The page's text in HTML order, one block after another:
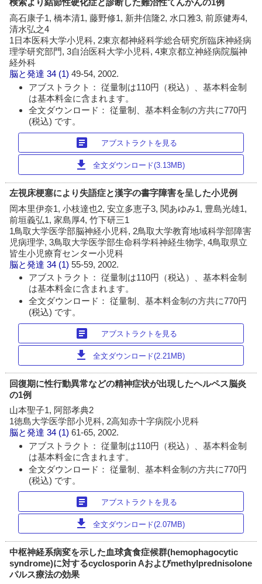
検索より結節性硬化症と診断した難治性てんかんの1例
高石康子1, 橋本清1, 藤野修1, 新井信隆2, 水口雅3, 前原健寿4,
清水弘之4
1日本医科大学小児科, 2東京都神経科学総合研究所臨床神経病
理学研究部門, 3自治医科大学小児科, 4東京都立神経病院脳神
経外科
脳と発達 34 (1)49-54, 2002.
アブストラクト： 従量制は110円（税込）、基本料金制
は基本料金に含まれます。
全文ダウンロード： 従量制、基本料金制の方共に770円
(税込) です。
article アブストラクトを見る
download 全文ダウンロード(3.13MB)
左視床梗塞により失語症と漢字の書字障害を呈した小児例
岡本里伊奈1, 小枝達也2, 安立多恵子3, 関あゆみ1, 豊島光雄1,
前垣義弘1, 家島厚4, 竹下研三1
1鳥取大学医学部脳神経小児科, 2鳥取大学教育地域科学部障害
児病理学, 3鳥取大学医学部生命科学科神経生物学, 4鳥取県立
皆生小児療育センター小児科
脳と発達 34 (1)55-59, 2002.
アブストラクト： 従量制は110円（税込）、基本料金制
は基本料金に含まれます。
全文ダウンロード： 従量制、基本料金制の方共に770円
(税込) です。
article アブストラクトを見る
download 全文ダウンロード(2.21MB)
回復期に性行動異常などの精神症状が出現したヘルペス脳炎
の1例
山本聖子1, 阿部孝典2
1徳島大学医学部小児科, 2高知赤十字病院小児科
脳と発達 34 (1)61-65, 2002.
アブストラクト： 従量制は110円（税込）、基本料金制
は基本料金に含まれます。
全文ダウンロード： 従量制、基本料金制の方共に770円
(税込) です。
article アブストラクトを見る
download 全文ダウンロード(2.07MB)
中枢神経系病変を示した血球貪食症候群(hemophagocytic
syndrome)に対するcyclosporin Aおよびmethylprednisolone
パルス療法の効果